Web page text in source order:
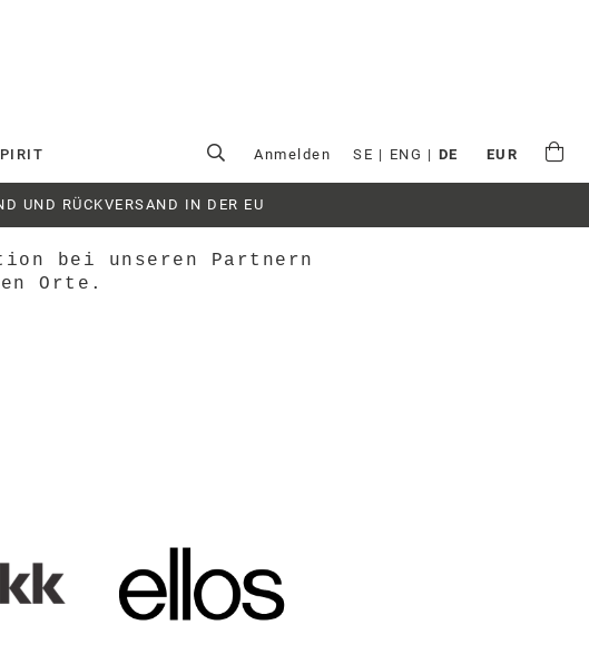
Anmelden SE | ENG | DE EUR
UND RÜCKVERSAND IN DER EU
bei unseren Partnern
Orte.